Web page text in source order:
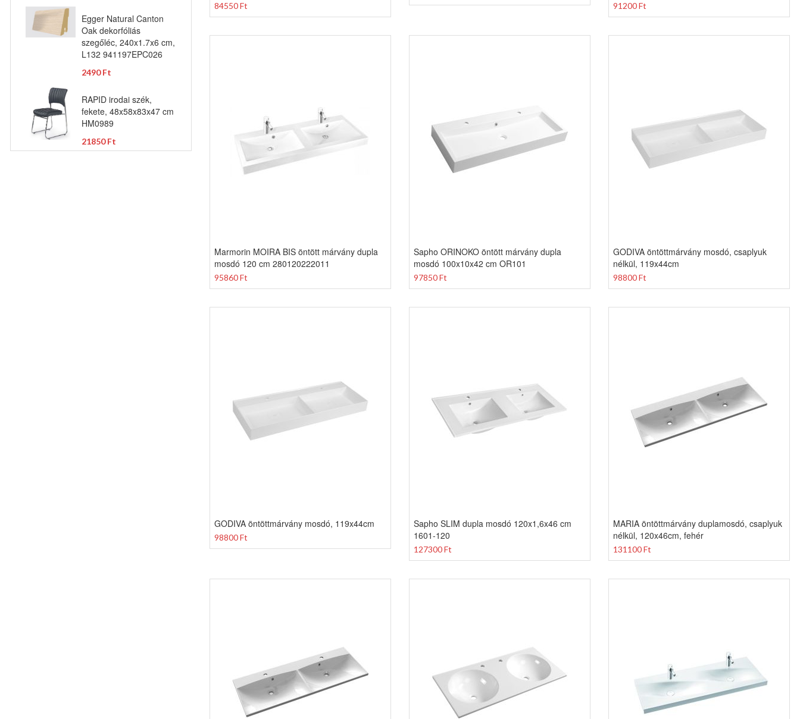
84550 Ft 91200 Ft
Marmorin MOIRA BIS öntött márvány dupla
mosdó 120 cm 280120222011
95860 Ft
Sapho ORINOKO öntött márvány dupla
mosdó 100x10x42 cm OR101
97850 Ft
GODIVA öntöttmárvány mosdó, csaplyuk
nélkül, 119x44cm
98800 Ft
GODIVA öntöttmárvány mosdó, 119x44cm
98800 Ft
Sapho SLIM dupla mosdó 120x1,6x46 cm
1601-120
127300 Ft
MARIA öntöttmárvány duplamosdó, csaplyuk
nélkül, 120x46cm, fehér
131100 Ft
Egger Natural Canton
Oak dekorfóliás
szegőléc, 240x1.7x6 cm,
L132 941197EPC026
2490 Ft
RAPID irodai szék,
fekete, 48x58x83x47 cm
HM0989
21850 Ft